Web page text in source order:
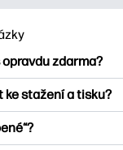
zdarma?
více než 2500
položek ke
oblíbené
učební listy,
stažení a tisku?
a tisknout bez
vám však